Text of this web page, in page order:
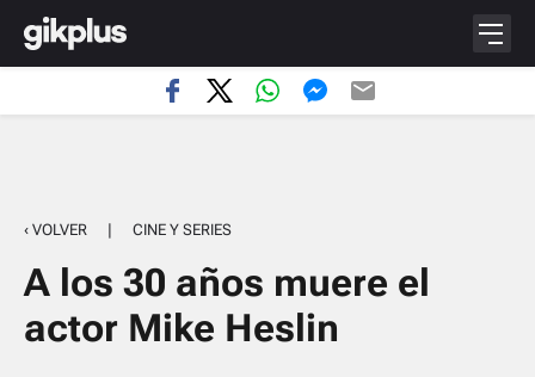
‹ VOLVER | CINE Y SERIES
A los 30 años muere el
actor Mike Heslin